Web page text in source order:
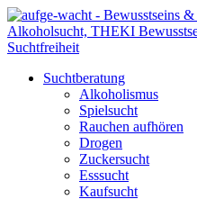
Suchtberatung
Alkoholismus
Spielsucht
Rauchen aufhören
Drogen
Zuckersucht
Esssucht
Kaufsucht